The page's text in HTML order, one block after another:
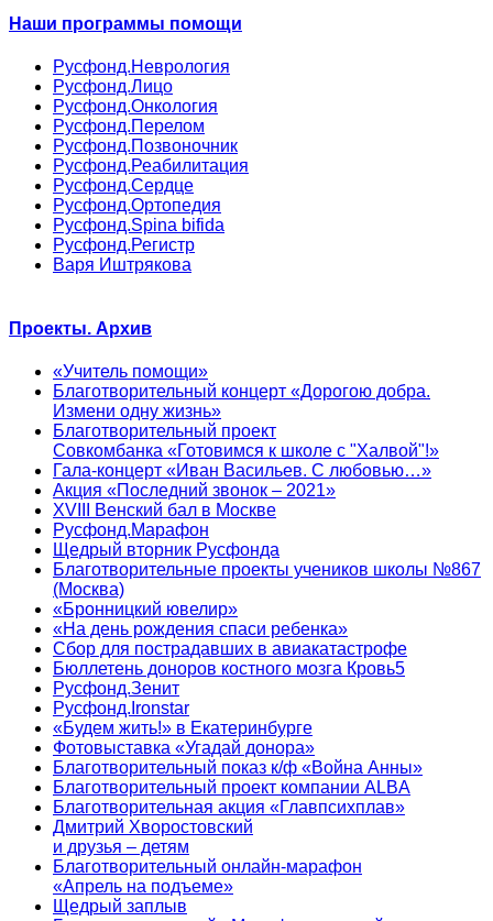
Наши программы помощи
Русфонд.Неврология
Русфонд.Лицо
Русфонд.Онкология
Русфонд.Перелом
Русфонд.Позвоночник
Русфонд.Реабилитация
Русфонд.Сердце
Русфонд.Ортопедия
Русфонд.Spina bifida
Русфонд.Регистр
Варя Иштрякова
Проекты. Архив
«Учитель помощи»
Благотворительный концерт «Дорогою добра.
Измени одну жизнь»
Благотворительный проект
Совкомбанка «Готовимся к школе с "Халвой"!»
Гала-концерт «Иван Васильев. С любовью…»
Акция «Последний звонок – 2021»
XVIII Венский бал в Москве
Русфонд.Марафон
Щедрый вторник Русфонда
Благотворительные проекты учеников школы №867
(Москва)
«Бронницкий ювелир»
«На день рождения спаси ребенка»
Сбор для пострадавших в авиакатастрофе
Бюллетень доноров костного мозга Кровь5
Русфонд.Зенит
Русфонд.Ironstar
«Будем жить!» в Екатеринбурге
Фотовыставка «Угадай донора»
Благотворительный показ к/ф «Война Анны»
Благотворительный проект компании ALBA
Благотворительная акция «Главпсихплав»
Дмитрий Хворостовский
и друзья – детям
Благотворительный онлайн‑марафон
«Апрель на подъеме»
Щедрый заплыв